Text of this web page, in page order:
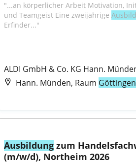
"...an körperlicher Arbeit Motivation,
und Teamgeist Eine zweijährige
Erfinder..."
ALDI GmbH & Co. KG Hann.
Hann. Münden, Raum Göttingen
Ausbildung zum
(m/w/d), Northeim 2026